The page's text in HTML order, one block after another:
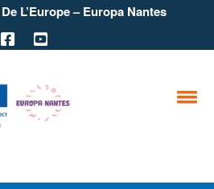
L’Europe – Europa Nantes